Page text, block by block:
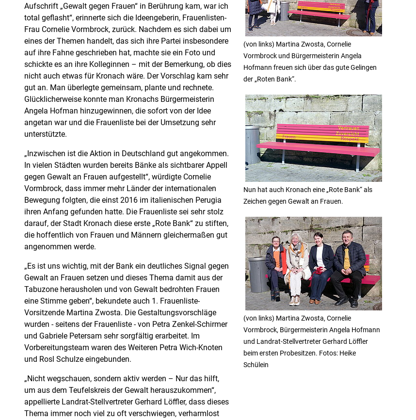
Aufschrift „Gewalt gegen Frauen“ in Berührung kam, war ich
total geflasht“, erinnerte sich die Ideengeberin, Frauenlisten-
Frau Cornelie Vormbrock, zurück. Nachdem es sich dabei um
eines der Themen handelt, das sich ihre Partei insbesondere
auf ihre Fahne geschrieben hat, machte sie ein Foto und
schickte es an ihre Kolleginnen – mit der Bemerkung, ob dies
nicht auch etwas für Kronach wäre. Der Vorschlag kam sehr
gut an. Man überlegte gemeinsam, plante und rechnete.
Glücklicherweise konnte man Kronachs Bürgermeisterin
Angela Hofman hinzugewinnen, die sofort von der Idee
angetan war und die Frauenliste bei der Umsetzung sehr
unterstützte.
„Inzwischen ist die Aktion in Deutschland gut angekommen.
In vielen Städten wurden bereits Bänke als sichtbarer Appell
gegen Gewalt an Frauen aufgestellt“, würdigte Cornelie
Vormbrock, dass immer mehr Länder der internationalen
Bewegung folgten, die einst 2016 im italienischen Perugia
ihren Anfang gefunden hatte. Die Frauenliste sei sehr stolz
darauf, der Stadt Kronach diese erste „Rote Bank“ zu stiften,
die hoffentlich von Frauen und Männern gleichermaßen gut
angenommen werde.
„Es ist uns wichtig, mit der Bank ein deutliches Signal gegen
Gewalt an Frauen setzen und dieses Thema damit aus der
Tabuzone herausholen und von Gewalt bedrohten Frauen
eine Stimme geben“, bekundete auch 1. Frauenliste-
Vorsitzende Martina Zwosta. Die Gestaltungsvorschläge
wurden - seitens der Frauenliste - von Petra Zenkel-Schirmer
und Gabriele Petersam sehr sorgfältig erarbeitet. Im
Vorbereitungsteam waren des Weiteren Petra Wich-Knoten
und Rosl Schulze eingebunden.
„Nicht wegschauen, sondern aktiv werden – Nur das hilft,
um aus dem Teufelskreis der Gewalt herauszukommen“,
appellierte Landrat-Stellvertreter Gerhard Löffler, dass dieses
Thema immer noch viel zu oft verschwiegen, verharmlost
(von links) Martina Zwosta, Cornelie
Vormbrock und Bürgermeisterin Angela
Hofmann freuen sich über das gute Gelingen
der „Roten Bank“.
Nun hat auch Kronach eine „Rote Bank“ als
Zeichen gegen Gewalt an Frauen.
(von links) Martina Zwosta, Cornelie
Vormbrock, Bürgermeisterin Angela Hofmann
und Landrat-Stellvertreter Gerhard Löffler
beim ersten Probesitzen. Fotos: Heike
Schülein